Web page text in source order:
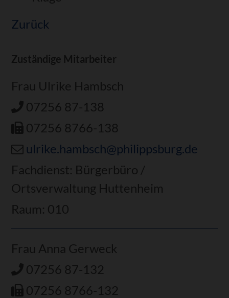
Zurück
Zuständige Mitarbeiter
Frau Ulrike Hambsch
07256 87-138
07256 8766-138
ulrike.hambsch@philippsburg.de
Fachdienst: Bürgerbüro /
Ortsverwaltung Huttenheim
Raum: 010
Frau Anna Gerweck
07256 87-132
07256 8766-132